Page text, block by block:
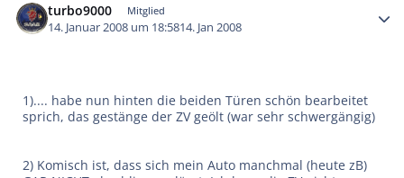
turbo9000 Mitglied
14. Januar 2008 um 18:5814. Jan 2008
1).... habe nun hinten die beiden Türen schön bearbeitet
sprich, das gestänge der ZV geölt (war sehr schwergängig)
2) Komisch ist, dass sich mein Auto manchmal (heute zB)